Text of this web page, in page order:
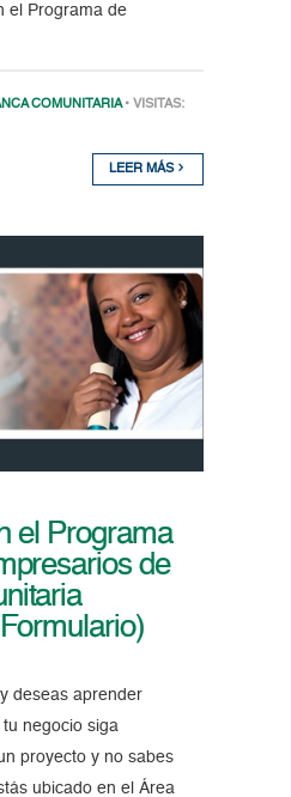
el Programa de
COMUNITARIA • VISITAS:
LEER MÁS
el Programa
de
deseas aprender
negocio siga
proyecto y no sabes
ubicado en el Área